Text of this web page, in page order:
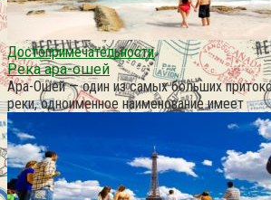
Достопримечательности
Река ара-ошей
Ара-Ошей — один из самых больших
реки, одноименное наименование имеет